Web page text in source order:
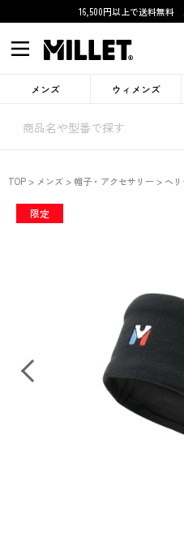
16,500円以上で送料無料
メンズ ウィメンズ
TOP メンズ 帽子・アクセサリー ヘ
限定